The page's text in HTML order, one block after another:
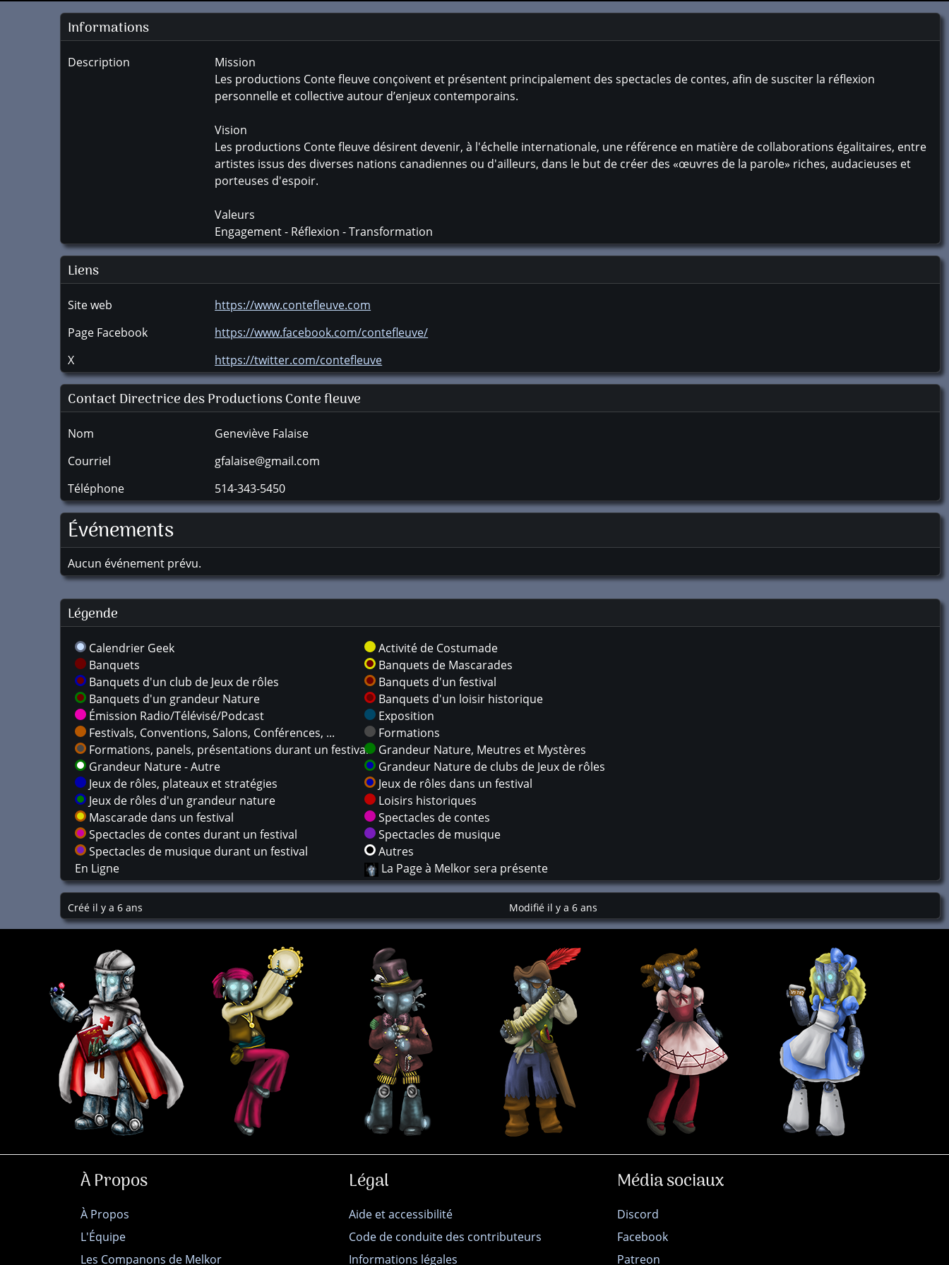
Informations
Description
Mission
Les productions Conte fleuve conçoivent et présentent principalement des spectacles de contes, afin de susciter la réflexion
personnelle et collective autour d’enjeux contemporains.
Vision
Les productions Conte fleuve désirent devenir, à l'échelle internationale, une référence en matière de collaborations égalitaires, entre
artistes issus des diverses nations canadiennes ou d'ailleurs, dans le but de créer des «œuvres de la parole» riches, audacieuses et
porteuses d'espoir.
Valeurs
Engagement - Réflexion - Transformation
Liens
Site web
https://www.contefleuve.com
Page Facebook
https://www.facebook.com/contefleuve/
X
https://twitter.com/contefleuve
Contact Directrice des Productions Conte fleuve
Nom
Geneviève Falaise
Courriel
gfalaise@gmail.com
Téléphone
514-343-5450
Événements
Aucun événement prévu.
Légende
Calendrier Geek
Activité de Costumade
Banquets
Banquets de Mascarades
Banquets d'un club de Jeux de rôles
Banquets d'un festival
Banquets d'un grandeur Nature
Banquets d'un loisir historique
Émission Radio/Télévisé/Podcast
Exposition
Festivals, Conventions, Salons, Conférences, ...
Formations
Formations, panels, présentations durant un festival
Grandeur Nature, Meutres et Mystères
Grandeur Nature - Autre
Grandeur Nature de clubs de Jeux de rôles
Jeux de rôles, plateaux et stratégies
Jeux de rôles dans un festival
Jeux de rôles d'un grandeur nature
Loisirs historiques
Mascarade dans un festival
Spectacles de contes
Spectacles de contes durant un festival
Spectacles de musique
Spectacles de musique durant un festival
Autres
En Ligne
La Page à Melkor sera présente
Créé il y a 6 ans Modifié il y a 6 ans
À Propos
À Propos
L'Équipe
Les Companons de Melkor
Légal
Aide et accessibilité
Code de conduite des contributeurs
Informations légales
Média sociaux
Discord
Facebook
Patreon